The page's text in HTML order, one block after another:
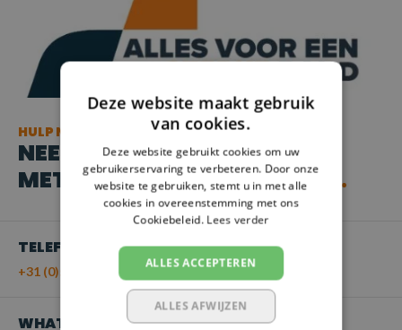
HULP NODIG?
NEEM CONTACT OP
MET ONZE KLANTENSERVICE
TELEFOON
+31 (0)55 - 203 21 43
WHATSAPP
Deze website maakt gebruik
van cookies.
Deze website gebruikt cookies om uw
gebruikerservaring te verbeteren. Door onze
website te gebruiken, stemt u in met alle
cookies in overeenstemming met ons
Cookiebeleid. Lees verder
ALLES ACCEPTEREN
ALLES AFWIJZEN